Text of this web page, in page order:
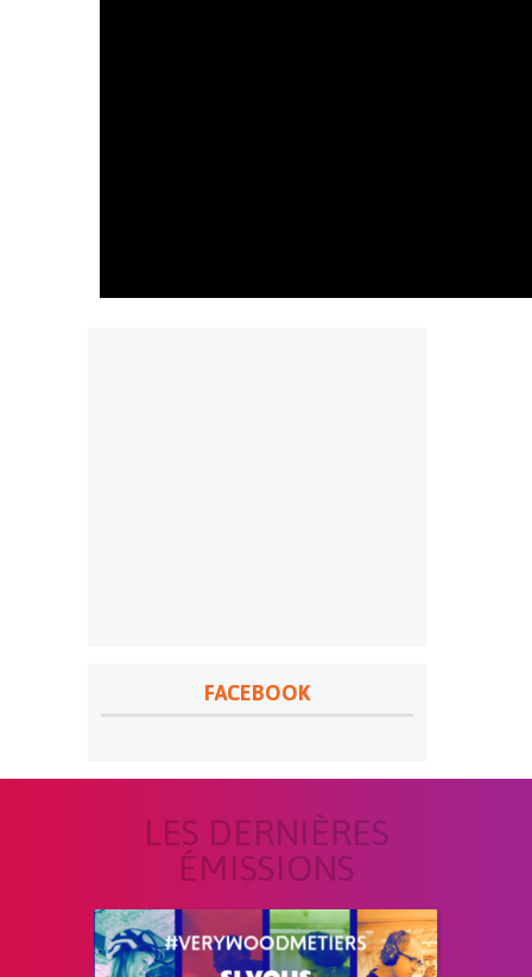
FACEBOOK
LES DERNIÈRES
ÉMISSIONS